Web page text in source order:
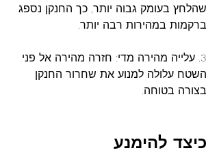
שהלחץ בעומק גבוה יותר, כך החנקן נספג
ברקמות במהירות רבה יותר.
3. עלייה מהירה מדי: חזרה מהירה אל פני
השטח עלולה למנוע את שחרור החנקן
בצורה בטוחה.
כיצד להימנע